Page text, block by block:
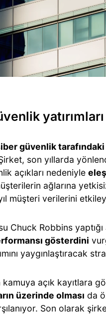
güvenlik tarafındaki
son yıllarda
açıkları nedeniyle
ağlarına
müşteri verilerini
Chuck Robbins
gösterdini
yaygınlaştıracak
açık kayıtlara
üzerinde olması da
Son olarak